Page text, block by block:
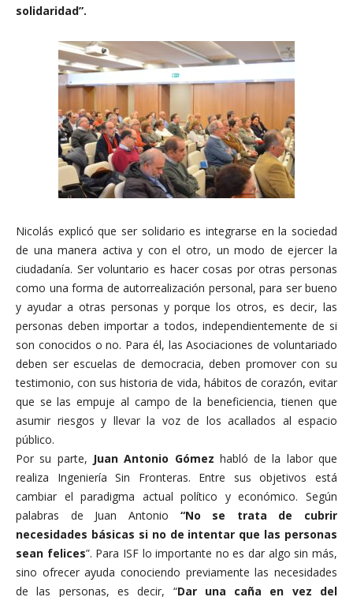
solidaridad”.
Nicolás explicó que ser solidario es integrarse en la sociedad
de una manera activa y con el otro, un modo de ejercer la
ciudadanía. Ser voluntario es hacer cosas por otras personas
como una forma de autorrealización personal, para ser bueno
y ayudar a otras personas y porque los otros, es decir, las
personas deben importar a todos, independientemente de si
son conocidos o no. Para él, las Asociaciones de voluntariado
deben ser escuelas de democracia, deben promover con su
testimonio, con sus historia de vida, hábitos de corazón, evitar
que se las empuje al campo de la beneficiencia, tienen que
asumir riesgos y llevar la voz de los acallados al espacio
público.
Por su parte, Juan Antonio Gómez habló de la labor que
realiza Ingeniería Sin Fronteras. Entre sus objetivos está
cambiar el paradigma actual político y económico. Según
palabras de Juan Antonio “No se trata de cubrir
necesidades básicas si no de intentar que las personas
sean felices”. Para ISF lo importante no es dar algo sin más,
sino ofrecer ayuda conociendo previamente las necesidades
de las personas, es decir, “Dar una caña en vez del